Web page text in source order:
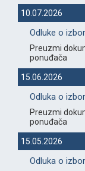
10.07.2026
Odluke o
Preuzmi
ponuđača
15.06.2026
Odluka o
Preuzmi
ponuđača
15.05.2026
Odluka o